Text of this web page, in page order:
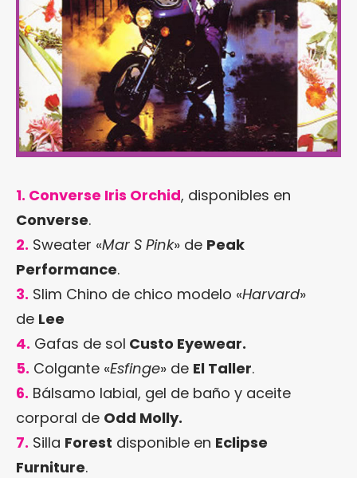
1. Converse Iris Orchid, disponibles en
Converse.
2. Sweater «Mar S Pink» de Peak
Performance.
3. Slim Chino de chico modelo «Harvard»
de Lee
4. Gafas de sol Custo Eyewear.
5. Colgante «Esfinge» de El Taller.
6. Bálsamo labial, gel de baño y aceite
corporal de Odd Molly.
7. Silla Forest disponible en Eclipse
Furniture.